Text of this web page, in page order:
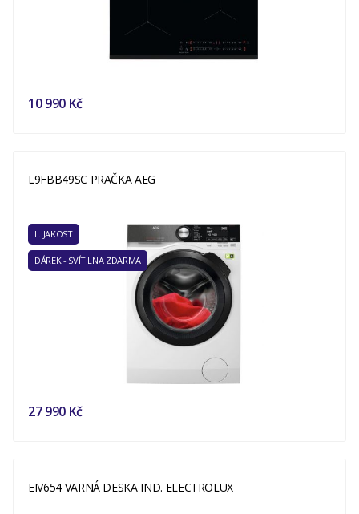
10 990 Kč
L9FBB49SC PRAČKA AEG
II. JAKOST
DÁREK - SVÍTILNA ZDARMA
27 990 Kč
EIV654 VARNÁ DESKA IND. ELECTROLUX